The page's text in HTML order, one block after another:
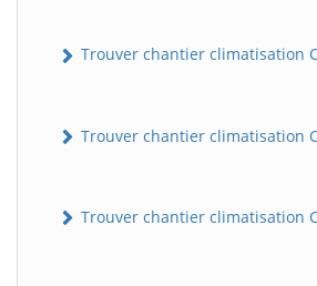
Trouver chantier climatisation
Trouver chantier climatisation
Trouver chantier climatisation